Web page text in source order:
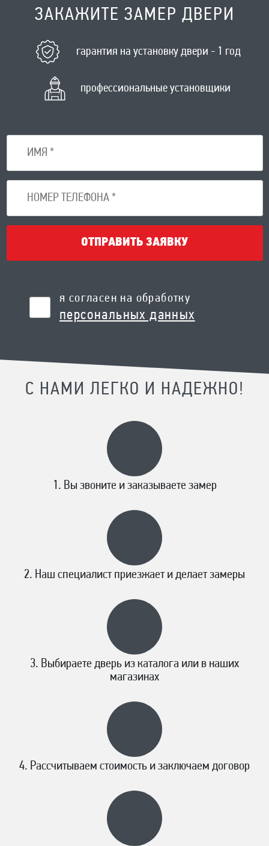
ЗАКАЖИТЕ ЗАМЕР ДВЕРИ
гарантия на установку двери - 1 год
профессиональные установщики
ОТПРАВИТЬ ЗАЯВКУ
я согласен на обработку
персональных данных
С НАМИ ЛЕГКО И НАДЕЖНО!
Вы звоните и заказываете замер
Наш специалист приезжает и делает замеры
Выбираете дверь из каталога или в наших
магазинах
Рассчитываем стоимость и заключаем договор